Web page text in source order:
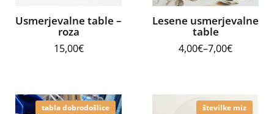
Usmerjevalne table –
roza
15,00€
Lesene usmerjevalne
table
4,00€–7,00€
tabla dobrodošlice številke miz